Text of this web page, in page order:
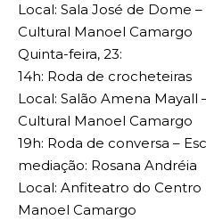
Local: Sala José de Dome
Cultural Manoel Camargo
Quinta-feira, 23:
14h: Roda de crocheteiras
Local: Salão Amena Mayall
Cultural Manoel Camargo
19h: Roda de conversa –
mediação: Rosana Andréia
Local: Anfiteatro do Centro
Manoel Camargo